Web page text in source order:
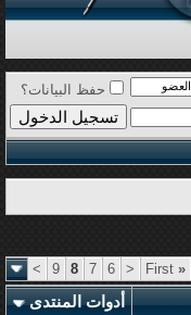
حفظ البيانات؟
«
<
6
7
8
9
>
أدوات المنتدى